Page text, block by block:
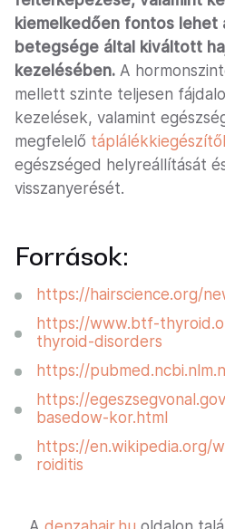
kiemelkedően fontos lehet
betegsége által kiváltott
kezelésében. A
mellett szinte teljesen
kezelések, valamint
megfelelő
egészséged helyreállítását
visszanyerését.
Források:
https://hairscience.org/
https://www.btf-
thyroid-disorders
https://
https://
basedow-kor.html
https://en.wikipedia.org/
roiditis